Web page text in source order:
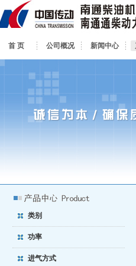
首 页 公司概况 新闻中心
类别
功率
进气方式